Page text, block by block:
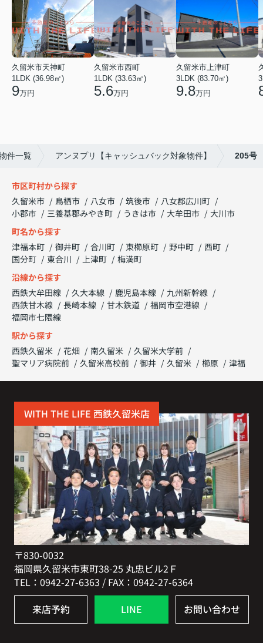
久留米市天神町
1LDK (36.98㎡)
9万円
久留米市西町
1LDK (33.63㎡)
5.6万円
久留米市上津町
3LDK (83.70㎡)
9.8万円
件一覧 アンヌプリ【キャッシュバック対象物件】 205号
市区町村から探す
久留米市
鳥栖市 八女市 筑後市
八女郡広川町
小郡市
三養基郡みやき町 うきは市 大牟田市
大川市
町名から探す
津福本町
御井町 合川町 東櫛原町 野中町
西町
国分町
東合川 上津町
梅満町
沿線から探す
西鉄大牟田線
久大本線 鹿児島本線
九州新幹線
西鉄甘木線
長崎本線 甘木鉄道
福岡市空港線
福岡市七隈線
駅から探す
西鉄久留米
花畑 南久留米
久留米大学前
聖マリア病院前
久留米高校前 御井 久留米 櫛原 津福
WITH THE LIFE 西鉄久留米店
〒830-0032
福岡県久留米市東町38-25 丸忠ビル2Ｆ
TEL：0942-27-6363 / FAX：0942-27-6364
来店予約 LINE お問い合わせ